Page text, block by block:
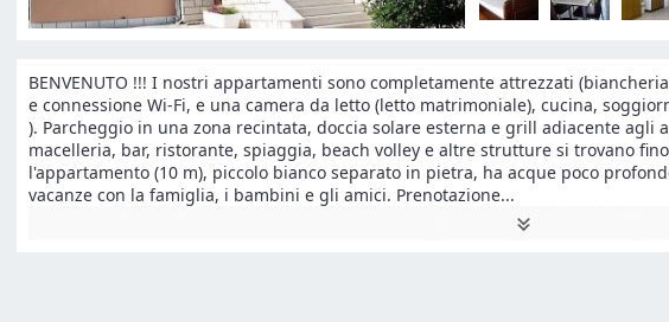
BENVENUTO !!! I nostri appartamenti sono completamente attrezzati
e connessione Wi-Fi, e una camera da letto (letto matrimoniale), cucina,
). Parcheggio in una zona recintata, doccia solare esterna e grill adiacente agli
macelleria, bar, ristorante, spiaggia, beach volley e altre strutture si trovano
l'appartamento (10 m), piccolo bianco separato in pietra, ha acque poco
vacanze con la famiglia, i bambini e gli amici. Prenotazione...